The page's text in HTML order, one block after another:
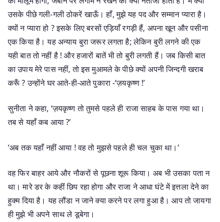
उसके पीछे गली-गली ठोकरें खाऊँ। हाँ, मुझे यह पद और सम्मान प्यारा है।
क्यों न प्यारा हो ? इसके लिए बरसों एड़ियाँ रगड़ी हैं, अपना खून और पसीना
एक किया है। यह अन्याय बुरा जरूर लगता है; लेकिन बुरी लगने की एक
यही बात तो नहीं है ! और हजारों बातें भी तो बुरी लगती हैं। जब किसी बात
का उपाय मेरे पास नहीं, तो इस मुआमले के पीछे क्यों अपनी जिन्दगी खराब
करूँ ? उन्होंने घर आते-ही-आते पुकारा -‘ज़यकृष्ण !’
सुनीता ने कहा, ‘ज़यकृष्ण तो तुमसे पहले ही राजा साहब के पास गया था।
तब से यहाँ कब आया ?’
‘अब तक यहाँ नहीं आया ! वह तो मुझसे पहले ही चल चुका था।’
वह फिर बाहर आये और नौकरों से पूछना शूरू किया। अब भी उसका पता न
था। मारे डर के कहीं छिप रहा होगा और राजा ने आधा घंटे में इत्तला देने का
हुक्म दिया है। यह लौंडा न जाने क्या करने पर लगा हुआ है। आप तो जायगा
ही मुझे भी अपने साथ ले डूबेगा।